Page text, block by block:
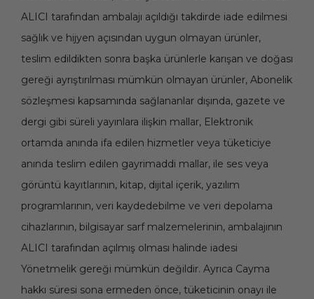
ALICI tarafından ambalajı açıldığı takdirde iade edilmesi
sağlık ve hijyen açısından uygun olmayan ürünler,
teslim edildikten sonra başka ürünlerle karışan ve doğası
gereği ayrıştırılması mümkün olmayan ürünler, Abonelik
sözleşmesi kapsamında sağlananlar dışında, gazete ve
dergi gibi süreli yayınlara ilişkin mallar, Elektronik
ortamda anında ifa edilen hizmetler veya tüketiciye
anında teslim edilen gayrimaddi mallar, ile ses veya
görüntü kayıtlarının, kitap, dijital içerik, yazılım
programlarının, veri kaydedebilme ve veri depolama
cihazlarının, bilgisayar sarf malzemelerinin, ambalajının
ALICI tarafından açılmış olması halinde iadesi
Yönetmelik gereği mümkün değildir. Ayrıca Cayma
hakkı süresi sona ermeden önce, tüketicinin onayı ile